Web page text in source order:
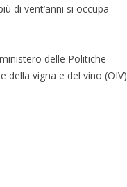
di vent’anni si occupa
delle Politiche
della vigna e del vino (OIV)